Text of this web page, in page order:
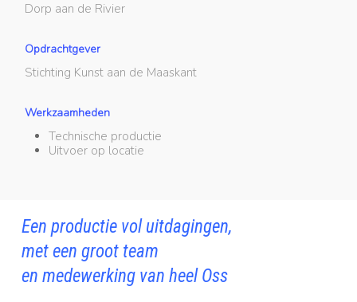
Dorp aan de Rivier
Opdrachtgever
Stichting Kunst aan de Maaskant
Werkzaamheden
Technische productie
Uitvoer op locatie
Een productie vol uitdagingen,
met een groot team
en medewerking van heel Oss